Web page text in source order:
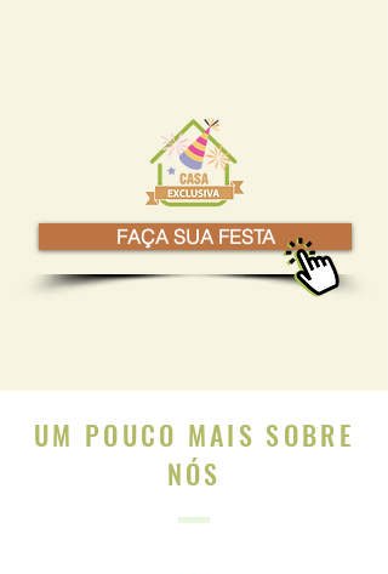
FAÇA SUA FESTA
UM POUCO MAIS SOBRE
NÓS